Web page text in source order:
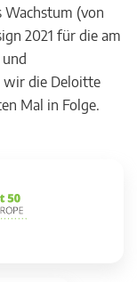
Wachstum (von
2021 für die am
wir die Deloitte
Mal in Folge.